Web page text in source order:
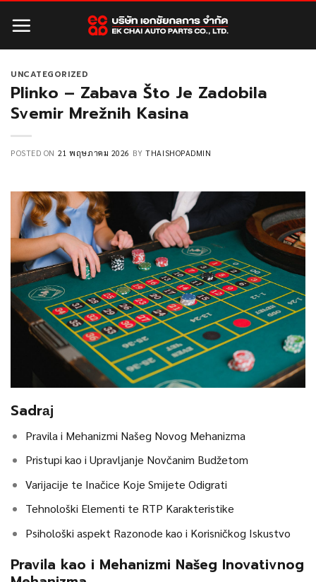
UNCATEGORIZED
Plinko – Zabava Što Je Zadobila
Svemir Mrežnih Kasina
POSTED ON 21 พฤษภาคม 2026 BYTHAISHOPADMIN
Sadrај
Pravila i Mehanizmi Našeg Novog Mehanizma
Pristupi kao i Upravljanje Novčanim Budžetom
Varijacije te Inačice Koje Smijete Odigrati
Tehnološki Elementi te RTP Karakteristike
Psihološki aspekt Razonode kao i Korisničkog Iskustvo
Pravila kao i Mehanizmi Našeg Inovativnog